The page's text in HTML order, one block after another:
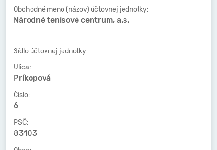
Obchodné meno (názov) účtovnej jednotky:
Národné tenisové centrum, a.s.
Sídlo účtovnej jednotky
Ulica:
Príkopová
Číslo:
6
PSČ:
83103